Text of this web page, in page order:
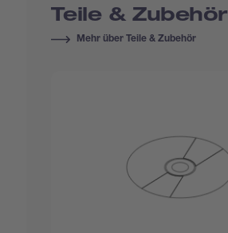
Teile & Zubehör
Mehr über Teile & Zubehör